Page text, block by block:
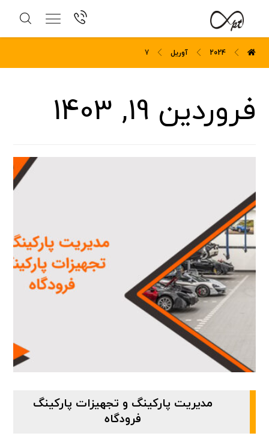
2024 آوریل 7
فروردین 19, 1403
مدیریت پارکینگ و تجهیزات پارکینگ
فرودگاه